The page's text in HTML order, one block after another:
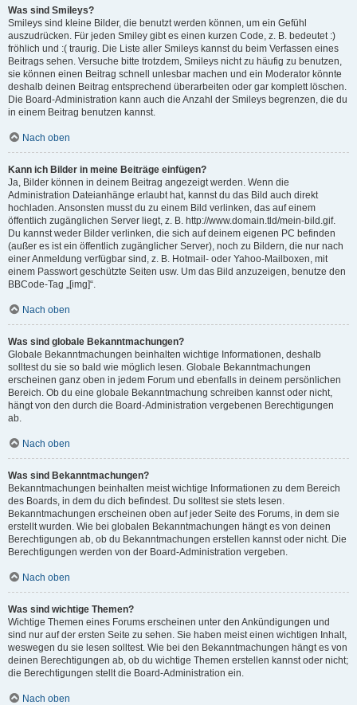
Was sind Smileys?
Smileys sind kleine Bilder, die benutzt werden können, um ein Gefühl
auszudrücken. Für jeden Smiley gibt es einen kurzen Code, z. B. bedeutet :)
fröhlich und :( traurig. Die Liste aller Smileys kannst du beim Verfassen eines
Beitrags sehen. Versuche bitte trotzdem, Smileys nicht zu häufig zu benutzen,
sie können einen Beitrag schnell unlesbar machen und ein Moderator könnte
deshalb deinen Beitrag entsprechend überarbeiten oder gar komplett löschen.
Die Board-Administration kann auch die Anzahl der Smileys begrenzen, die du
in einem Beitrag benutzen kannst.
Nach oben
Kann ich Bilder in meine Beiträge einfügen?
Ja, Bilder können in deinem Beitrag angezeigt werden. Wenn die
Administration Dateianhänge erlaubt hat, kannst du das Bild auch direkt
hochladen. Ansonsten musst du zu einem Bild verlinken, das auf einem
öffentlich zugänglichen Server liegt, z. B. http://www.domain.tld/mein-bild.gif.
Du kannst weder Bilder verlinken, die sich auf deinem eigenen PC befinden
(außer es ist ein öffentlich zugänglicher Server), noch zu Bildern, die nur nach
einer Anmeldung verfügbar sind, z. B. Hotmail- oder Yahoo-Mailboxen, mit
einem Passwort geschützte Seiten usw. Um das Bild anzuzeigen, benutze den
BBCode-Tag „[img]“.
Nach oben
Was sind globale Bekanntmachungen?
Globale Bekanntmachungen beinhalten wichtige Informationen, deshalb
solltest du sie so bald wie möglich lesen. Globale Bekanntmachungen
erscheinen ganz oben in jedem Forum und ebenfalls in deinem persönlichen
Bereich. Ob du eine globale Bekanntmachung schreiben kannst oder nicht,
hängt von den durch die Board-Administration vergebenen Berechtigungen
ab.
Nach oben
Was sind Bekanntmachungen?
Bekanntmachungen beinhalten meist wichtige Informationen zu dem Bereich
des Boards, in dem du dich befindest. Du solltest sie stets lesen.
Bekanntmachungen erscheinen oben auf jeder Seite des Forums, in dem sie
erstellt wurden. Wie bei globalen Bekanntmachungen hängt es von deinen
Berechtigungen ab, ob du Bekanntmachungen erstellen kannst oder nicht. Die
Berechtigungen werden von der Board-Administration vergeben.
Nach oben
Was sind wichtige Themen?
Wichtige Themen eines Forums erscheinen unter den Ankündigungen und
sind nur auf der ersten Seite zu sehen. Sie haben meist einen wichtigen Inhalt,
weswegen du sie lesen solltest. Wie bei den Bekanntmachungen hängt es von
deinen Berechtigungen ab, ob du wichtige Themen erstellen kannst oder nicht;
die Berechtigungen stellt die Board-Administration ein.
Nach oben